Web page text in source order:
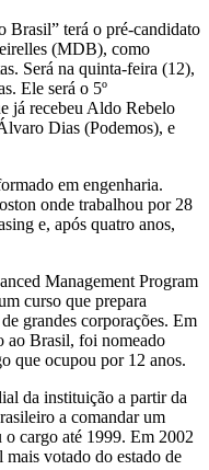
Brasil” terá o pré-candidato
(MDB), como
Será na quinta-feira (12),
Ele será o 5º
já recebeu Aldo Rebelo
Dias (Podemos), e
em engenharia.
onde trabalhou por 28
e, após quatro anos,
Management Program
curso que prepara
grandes corporações. Em
ao Brasil, foi nomeado
que ocupou por 12 anos.
da instituição a partir da
a comandar um
cargo até 1999. Em 2002
votado do estado de